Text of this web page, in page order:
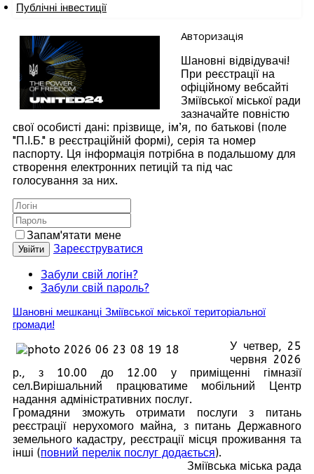
Публічні інвестиції
Авторизація
Шановні відвідувачі!
При реєстрації на
офіційному вебсайті
Зміївської міської ради
зазначайте повністю
свої особисті дані: прізвище, ім’я, по батькові (поле
"П.І.Б." в реєстраційній формі), серія та номер
паспорту. Ця інформація потрібна в подальшому для
створення електронних петицій та під час
голосування за них.
Запам'ятати мене
Увійти
Зареєструватися
Забули свій логін?
Забули свій пароль?
Шановні мешканці Зміївської міської територіальної
громади!
У четвер, 25
червня 2026
р., з 10.00 до 12.00 у приміщенні гімназії
сел.Вирішальний працюватиме мобільний Центр
надання адміністративних послуг.
Громадяни зможуть отримати послуги з питань
реєстрації нерухомого майна, з питань Державного
земельного кадастру, реєстрації місця проживання та
інші (повний перелік послуг додається).
Зміївська міська рада